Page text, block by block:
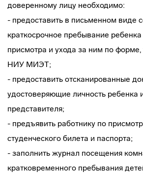
доверенному лицу необходимо:
- предоставить в письменном виде
краткосрочное пребывание
присмотра и ухода за ним по форме,
НИУ МИЭТ;
- предоставить отсканированные
удостоверяющие личность ребенка
представителя;
- предъявить работнику по
студенческого билета и паспорта;
- заполнить журнал посещения
кратковременного пребывания